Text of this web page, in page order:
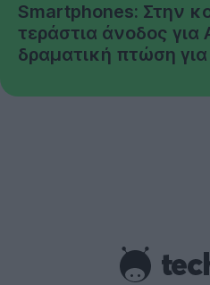
Smartphones: Στην
τεράστια άνοδος για
δραματική πτώση για